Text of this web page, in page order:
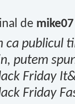
de mike07
ca publicul
putem
Friday
Friday